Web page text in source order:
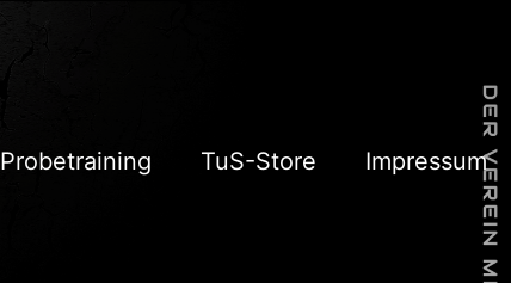
Probetraining TuS-Store Impressum